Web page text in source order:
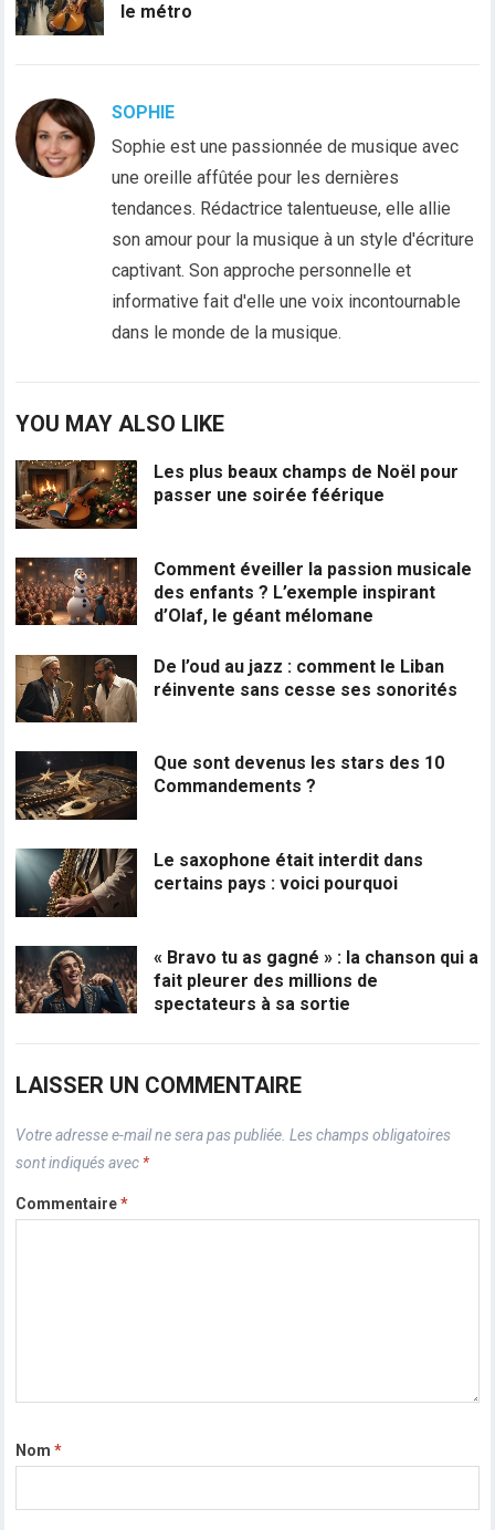
le métro
SOPHIE
Sophie est une passionnée de musique avec
une oreille affûtée pour les dernières
tendances. Rédactrice talentueuse, elle allie
son amour pour la musique à un style d'écriture
captivant. Son approche personnelle et
informative fait d'elle une voix incontournable
dans le monde de la musique.
YOU MAY ALSO LIKE
Les plus beaux champs de Noël pour
passer une soirée féérique
Comment éveiller la passion musicale
des enfants ? L’exemple inspirant
d’Olaf, le géant mélomane
De l’oud au jazz : comment le Liban
réinvente sans cesse ses sonorités
Que sont devenus les stars des 10
Commandements ?
Le saxophone était interdit dans
certains pays : voici pourquoi
« Bravo tu as gagné » : la chanson qui a
fait pleurer des millions de
spectateurs à sa sortie
LAISSER UN COMMENTAIRE
Votre adresse e-mail ne sera pas publiée. Les champs obligatoires
sont indiqués avec *
Commentaire*
Nom*